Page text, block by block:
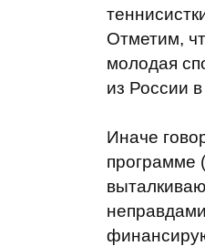
Отметим,
молодая
из России
Иначе
программе